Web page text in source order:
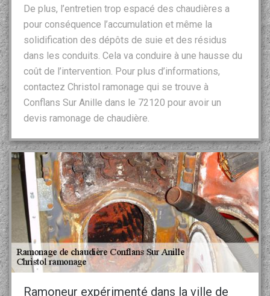
De plus, l’entretien trop espacé des chaudières a
pour conséquence l’accumulation et même la
solidification des dépôts de suie et des résidus
dans les conduits. Cela va conduire à une hausse du
coût de l’intervention. Pour plus d’informations,
contactez Christol ramonage qui se trouve à
Conflans Sur Anille dans le 72120 pour avoir un
devis ramonage de chaudière.
Ramoneur expérimenté dans la ville de